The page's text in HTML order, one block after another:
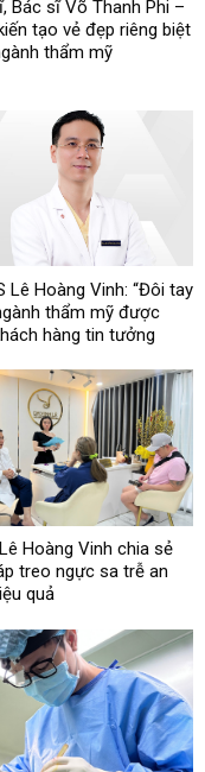
Bác sĩ Võ Thanh Phi –
tạo vẻ đẹp riêng biệt
thẩm mỹ
Lê Hoàng Vinh: “Đôi tay
thẩm mỹ được
hàng tin tưởng
Hoàng Vinh chia sẻ
treo ngực sa trễ an
quả